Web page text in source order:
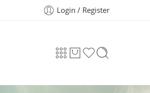
Login / Register